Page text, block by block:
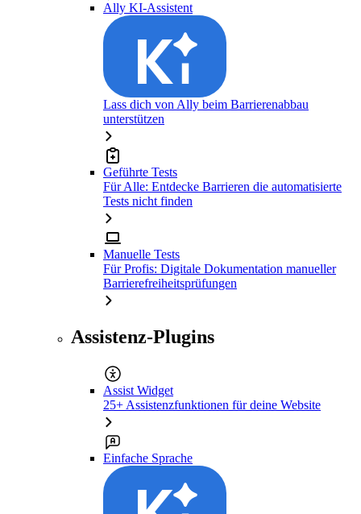
Ally KI-Assistent
Lass dich von Ally beim Barrierenabbau
unterstützen
Geführte Tests
Für Alle: Entdecke Barrieren die automatisierte
Tests nicht finden
Manuelle Tests
Für Profis: Digitale Dokumentation manueller
Barrierefreiheitsprüfungen
Assistenz-Plugins
Assist Widget
25+ Assistenzfunktionen für deine Website
Einfache Sprache